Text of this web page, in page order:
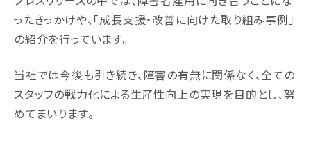
ったきっかけや、「成長支援・改善に向けた取り組み事例」
の紹介を行っています。
当社では今後も引き続き、障害の有無に関係なく、全ての
スタッフの戦力化による生産性向上の実現を目的とし、努
めてまいります。